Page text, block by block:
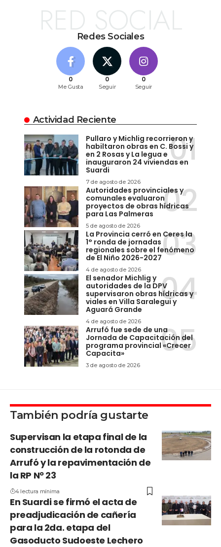
Redes Sociales
RED SOCIAL
0
Me Gusta
0
Seguir
0
Seguir
Actividad Reciente
Pullaro y Michlig recorrieron y
habiltaron obras en C. Bossi y
en 2 Rosas y La legua e
inauguraron 24 viviendas en
Suardi
7 de agosto de 2026
Autoridades provinciales y
comunales evaluaron
proyectos de obras hídricas
para Las Palmeras
5 de agosto de 2026
La Provincia cerró en Ceres la
1° ronda de jornadas
regionales sobre el fenómeno
de El Niño 2026-2027
4 de agosto de 2026
El senador Michlig y
autoridades de la DPV
supervisaron obras hídricas y
viales en Villa Saralegui y
Aguará Grande
4 de agosto de 2026
Arrufó fue sede de una
Jornada de Capacitación del
programa provincial «Crecer
Capacita»
3 de agosto de 2026
También podría gustarte
Supervisan la etapa final de la
construcción de la rotonda de
Arrufó y la repavimentación de
la RP Nº 23
4 lectura mínima
En Suardi se firmó el acta de
preadjudicación de cañería
para la 2da. etapa del
Gasoducto Sudoeste Lechero